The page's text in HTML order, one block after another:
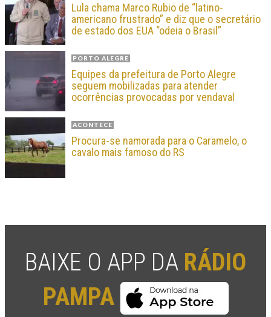
Lula chama Marco Rubio de “latino-
americano frustrado” e diz que o secretário
de estado dos EUA “odeia o Brasil”
PORTO ALEGRE
Equipes da prefeitura de Porto Alegre
seguem mobilizadas para atender
ocorrências provocadas por vendaval
ACONTECE
Procura-se namorada para o Caramelo, o
cavalo mais famoso do RS
BAIXE O APP DA RÁDIO
PAMPA